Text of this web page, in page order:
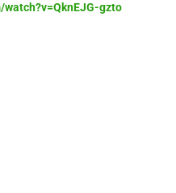
gzto